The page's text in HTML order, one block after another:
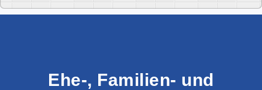
Ehe-, Familien- und